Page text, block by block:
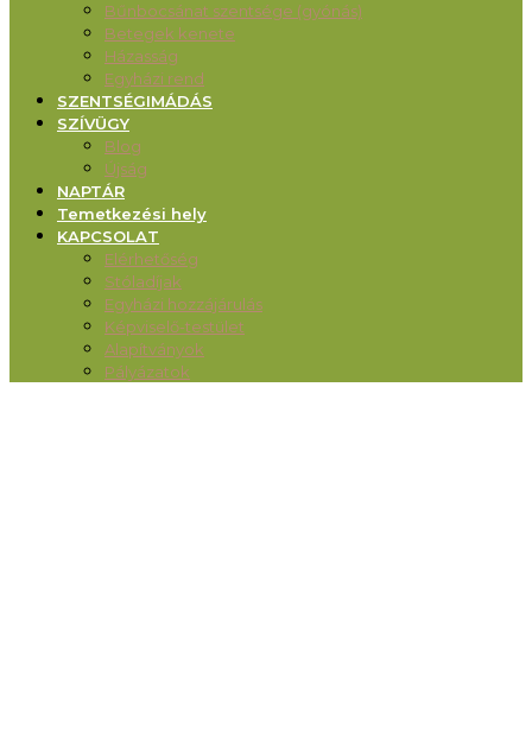
Bűnbocsánat szentsége (gyónás)
Betegek kenete
Házasság
Egyházi rend
SZENTSÉGIMÁDÁS
SZÍVÜGY
Blog
Újság
NAPTÁR
Temetkezési hely
KAPCSOLAT
Elérhetőség
Stóladíjak
Egyházi hozzájárulás
Képviselő-testület
Alapítványok
Pályázatok